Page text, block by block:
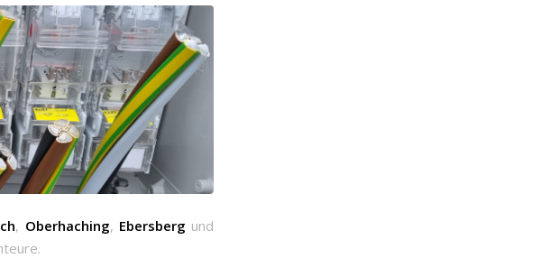
, Oberhaching, Ebersberg und